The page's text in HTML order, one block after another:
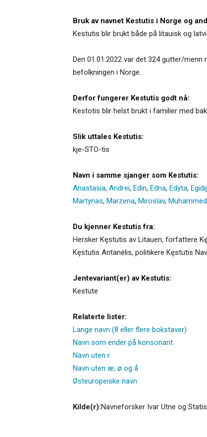
Bruk av navnet Kestutis i Norge og
Kestutis blir brukt både på litauisk og
Den 01.01.2022 var det 324 gutter/
befolkningen i Norge.
Derfor fungerer Kestutis godt nå:
Kestotis blir helst brukt i familier med
Slik uttales Kestutis:
kje-STO-tis
Navn i samme sjanger som Kestutis:
Anastasia, Andrei, Edin, Edna, Edyta,
Martynas, Marzena, Miroslav, Muhammed
Du kjenner Kestutis fra:
Hersker Kęstutis av Litauen, forfattere
Kęstutis Antanėlis, politikere Kęstutis
Jentevariant(er) av Kestutis:
Kestute
Relaterte lister:
Lange navn (8 eller flere bokstaver)
Navn som ender på konsonant
Navn uten r
Navn uten æ, ø og å
Østeuropeiske navn
Kilde(r):Navneforsker Ivar Utne og